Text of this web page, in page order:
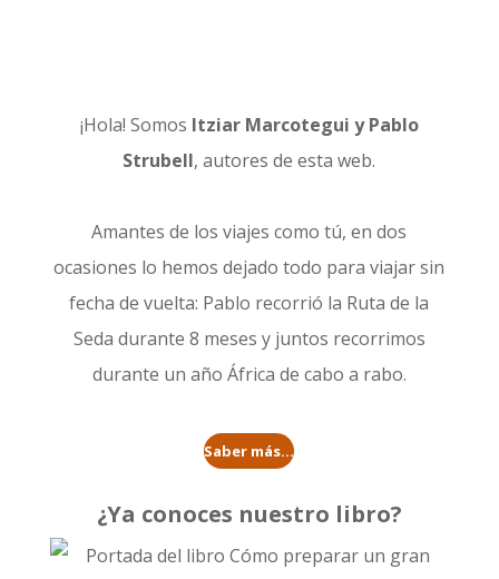
¡Hola! Somos Itziar Marcotegui y Pablo
Strubell, autores de esta web.
Amantes de los viajes como tú, en dos
ocasiones lo hemos dejado todo para viajar sin
fecha de vuelta: Pablo recorrió la Ruta de la
Seda durante 8 meses y juntos recorrimos
durante un año África de cabo a rabo.
Saber más...
¿Ya conoces nuestro libro?